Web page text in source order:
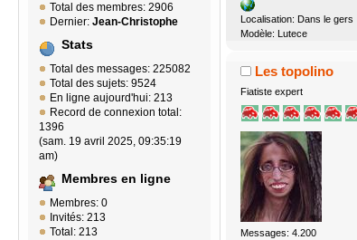
Total des membres: 2906
Dernier: Jean-Christophe
Stats
Total des messages: 225082
Total des sujets: 9524
En ligne aujourd'hui: 213
Record de connexion total:
1396
(sam. 19 avril 2025, 09:35:19
am)
Membres en ligne
Membres: 0
Invités: 213
Total: 213
Localisation: Dans le gers
Modèle: Lutece
Les topolino
Fiatiste expert
Messages: 4.200